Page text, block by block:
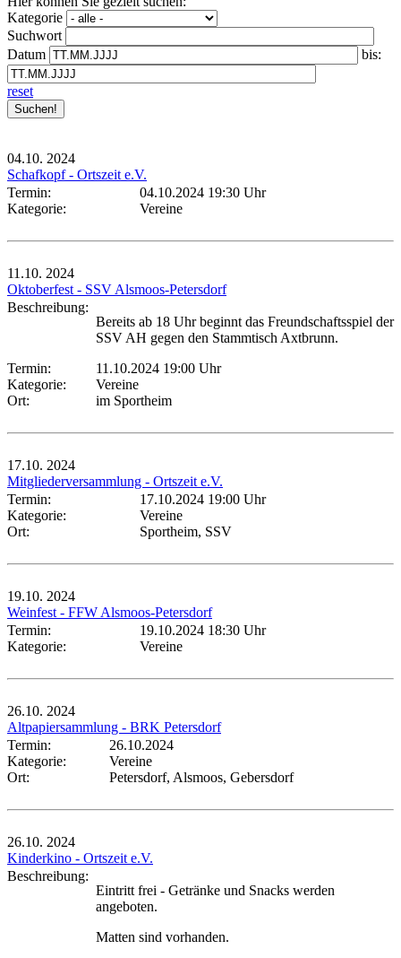
Kategorie
Suchwort
Datum
bis:
reset
04.10. 2024
Schafkopf - Ortszeit e.V.
Termin:
04.10.2024 19:30 Uhr
Kategorie:
Vereine
11.10. 2024
Oktoberfest - SSV Alsmoos-Petersdorf
Beschreibung:
Bereits ab 18 Uhr beginnt das Freundschaftsspiel der
SSV AH gegen den Stammtisch Axtbrunn.
Termin:
11.10.2024 19:00 Uhr
Kategorie:
Vereine
Ort:
im Sportheim
17.10. 2024
Mitgliederversammlung - Ortszeit e.V.
Termin:
17.10.2024 19:00 Uhr
Kategorie:
Vereine
Ort:
Sportheim, SSV
19.10. 2024
Weinfest - FFW Alsmoos-Petersdorf
Termin:
19.10.2024 18:30 Uhr
Kategorie:
Vereine
26.10. 2024
Altpapiersammlung - BRK Petersdorf
Termin:
26.10.2024
Kategorie:
Vereine
Ort:
Petersdorf, Alsmoos, Gebersdorf
26.10. 2024
Kinderkino - Ortszeit e.V.
Beschreibung:
Eintritt frei - Getränke und Snacks werden
angeboten.
Matten sind vorhanden.